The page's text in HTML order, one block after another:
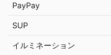
PayPay
SUP
イルミネーション